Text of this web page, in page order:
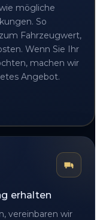
mögliche
So
Fahrzeugwert,
Wenn Sie Ihr
machen wir
Angebot.
erhalten
vereinbaren wir